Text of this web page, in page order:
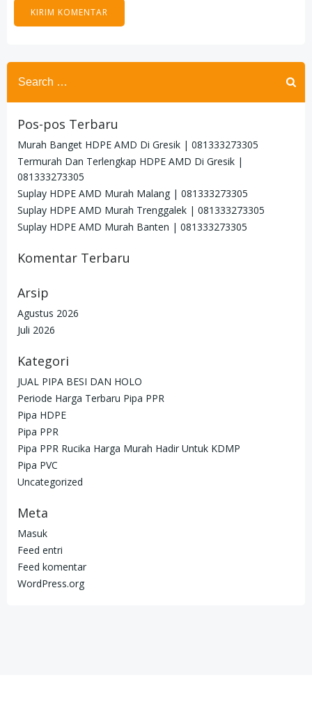
Search
for:
Pos-pos Terbaru
Murah Banget HDPE AMD Di Gresik | 081333273305
Termurah Dan Terlengkap HDPE AMD Di Gresik |
081333273305
Suplay HDPE AMD Murah Malang | 081333273305
Suplay HDPE AMD Murah Trenggalek | 081333273305
Suplay HDPE AMD Murah Banten | 081333273305
Komentar Terbaru
Arsip
Agustus 2026
Juli 2026
Kategori
JUAL PIPA BESI DAN HOLO
Periode Harga Terbaru Pipa PPR
Pipa HDPE
Pipa PPR
Pipa PPR Rucika Harga Murah Hadir Untuk KDMP
Pipa PVC
Uncategorized
Meta
Masuk
Feed entri
Feed komentar
WordPress.org